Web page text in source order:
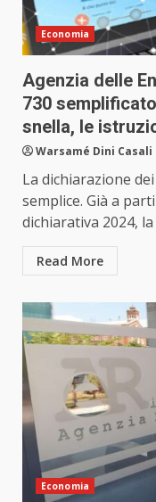
Economia
Agenzia delle
730
snella, le
Warsamé Dini Casali
La dichiarazione
semplice. Già a
dichiarativa 2024,
Read More
Economia